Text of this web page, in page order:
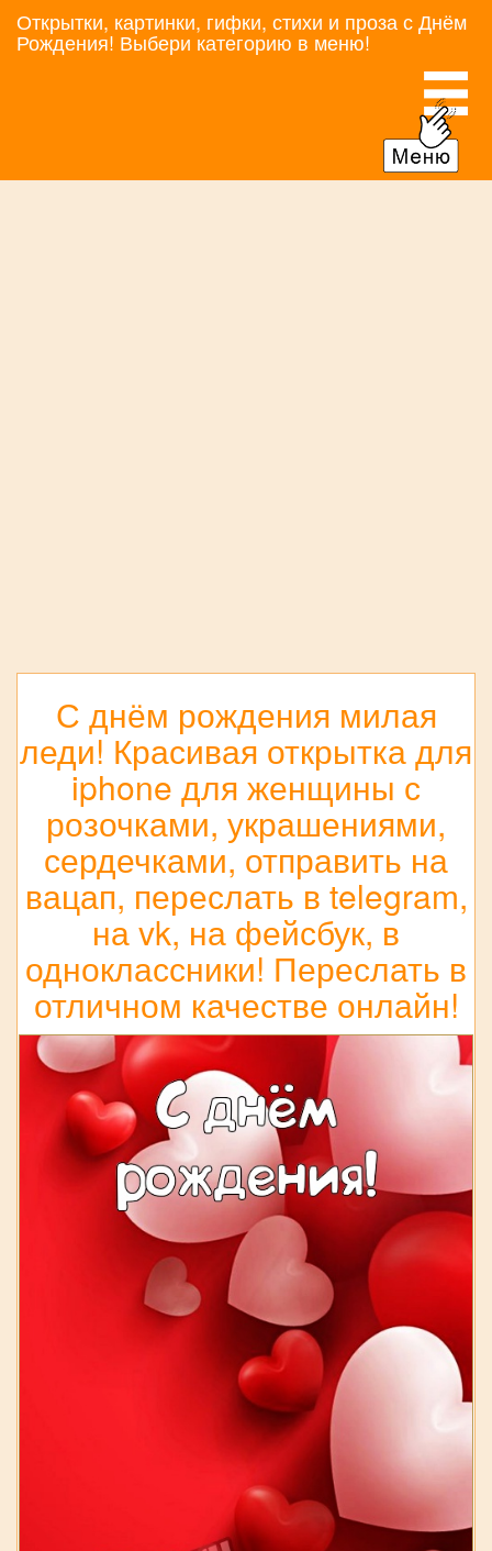
Открытки, картинки, гифки, стихи и проза с Днём
Рождения! Выбери категорию в меню!
С днём рождения милая
леди! Красивая открытка для
iphone для женщины с
розочками, украшениями,
сердечками, отправить на
вацап, переслать в telegram,
на vk, на фейсбук, в
одноклассники! Переслать в
отличном качестве онлайн!